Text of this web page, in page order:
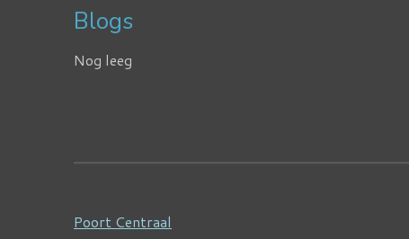
Blogs
Nog leeg
Poort Centraal